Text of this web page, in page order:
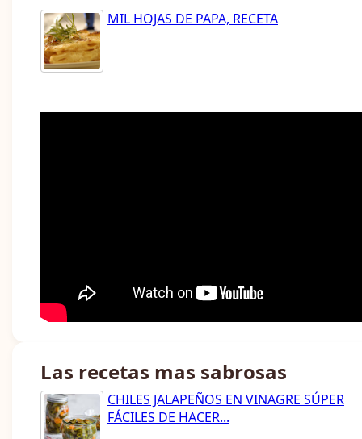
MIL HOJAS DE PAPA, RECETA
Las recetas mas sabrosas
CHILES JALAPEÑOS EN VINAGRE SÚPER
FÁCILES DE HACER...